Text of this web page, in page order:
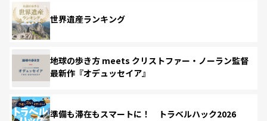
世界遺産ランキング
地球の歩き方 meets クリストファー・ノーラン監督
最新作『オデュッセイア』
準備も滞在もスマートに！ トラベルハック2026